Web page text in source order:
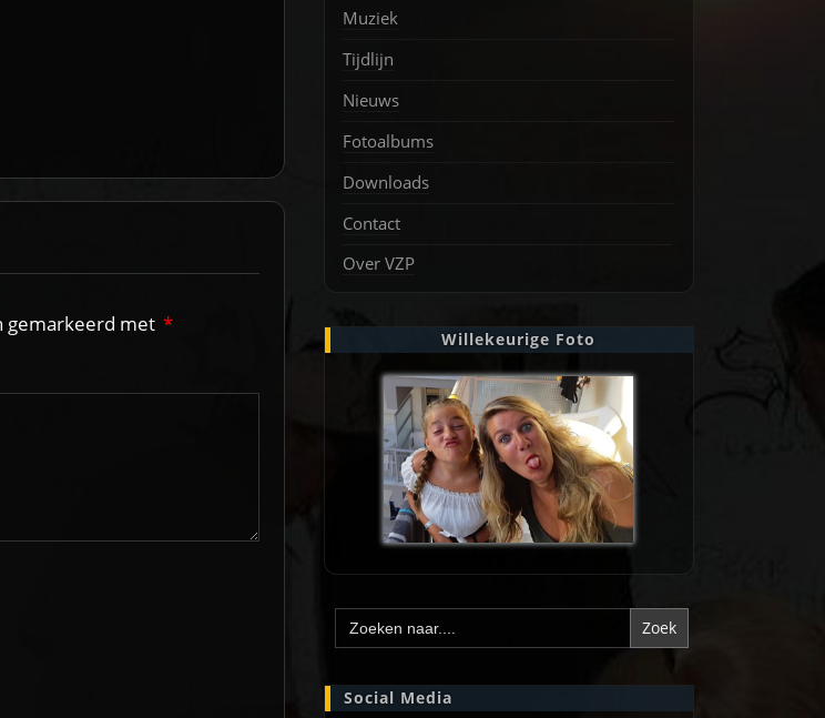
gemarkeerd met *
Muziek
Tijdlijn
Nieuws
Fotoalbums
Downloads
Contact
Over VZP
Willekeurige Foto
Zoek
naar:
Social Media